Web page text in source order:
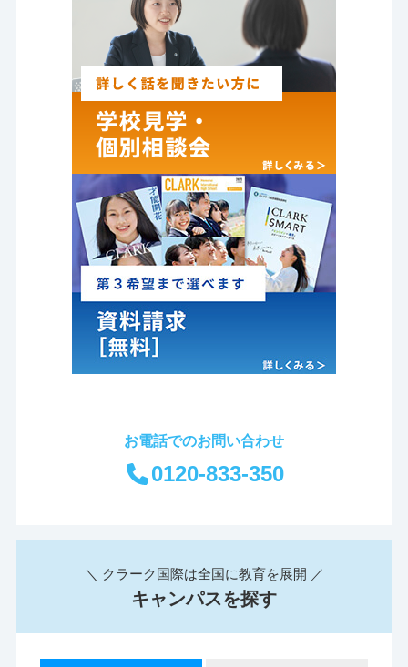
お電話でのお問い合わせ
0120-833-350
＼ クラーク国際は全国に教育を展開 ／
キャンパスを探す